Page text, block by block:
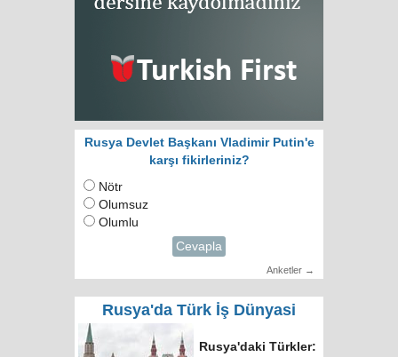
Rusya Devlet Başkanı Vladimir Putin'e
karşı fikirleriniz?
Nötr
Olumsuz
Olumlu
Cevapla
Anketler →
Rusya'da Türk İş Dünyasi
Rusya'daki Türkler: